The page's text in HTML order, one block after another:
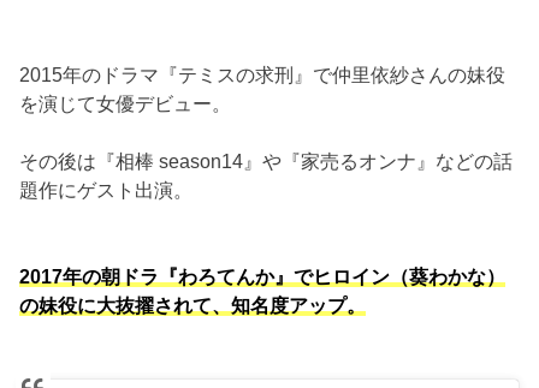
2015年のドラマ『テミスの求刑』で仲里依紗さんの妹役
を演じて女優デビュー。
その後は『相棒 season14』や『家売るオンナ』などの話
題作にゲスト出演。
2017年の朝ドラ『わろてんか』でヒロイン（葵わかな）
の妹役に大抜擢されて、知名度アップ。